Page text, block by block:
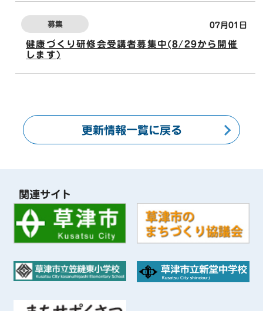
07月01日
募集
健康づくり研修会受講者募集中(8/29から開催
します)
更新情報一覧に戻る
関連サイト